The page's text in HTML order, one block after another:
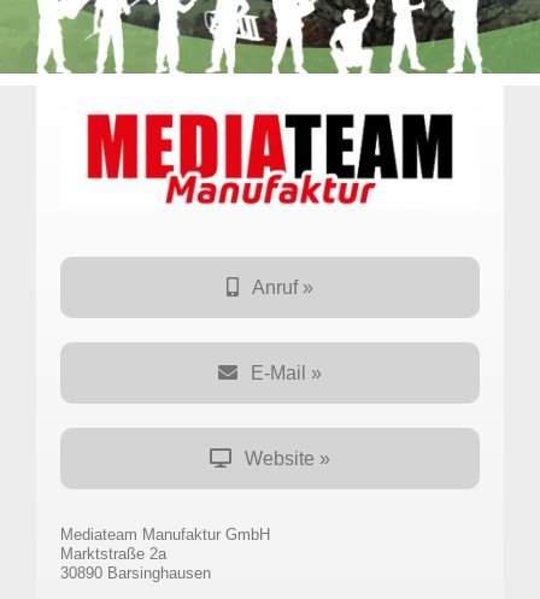
Anruf »
E-Mail »
Website »
Mediateam Manufaktur GmbH
Marktstraße 2a
30890 Barsinghausen